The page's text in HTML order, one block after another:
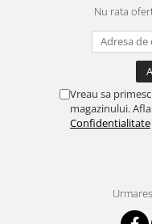
Nu rata
Vreau sa
magazinului.
Confidentialitate